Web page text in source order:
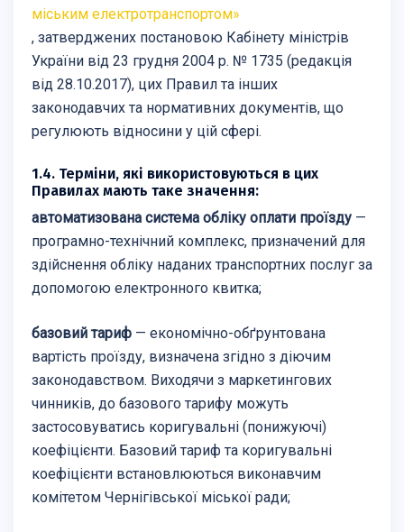
міським електротранспортом»
, затверджених постановою Кабінету міністрів
України від 23 грудня 2004 р. № 1735 (редакція
від 28.10.2017), цих Правил та інших
законодавчих та нормативних документів, що
регулюють відносини у цій сфері.
1.4. Терміни, які використовуються в цих
Правилах мають таке значення:
автоматизована система обліку оплати проїзду —
програмно-технічний комплекс, призначений для
здійснення обліку наданих транспортних послуг за
допомогою електронного квитка;
базовий тариф — економічно-обґрунтована
вартість проїзду, визначена згідно з діючим
законодавством. Виходячи з маркетингових
чинників, до базового тарифу можуть
застосовуватись коригувальні (понижуючі)
коефіцієнти. Базовий тариф та коригувальні
коефіцієнти встановлюються виконавчим
комітетом Чернігівської міської ради;